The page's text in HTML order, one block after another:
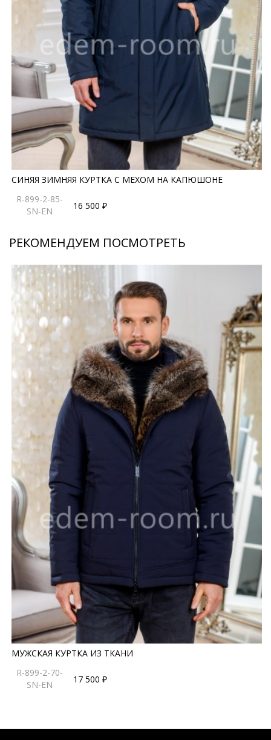
СИНЯЯ ЗИМНЯЯ КУРТКА С МЕХОМ НА КАПЮШОНЕ
R-899-2-85-
SN-EN
16 500 ₽
РЕКОМЕНДУЕМ ПОСМОТРЕТЬ
МУЖСКАЯ КУРТКА ИЗ ТКАНИ
R-899-2-70-
SN-EN
17 500 ₽